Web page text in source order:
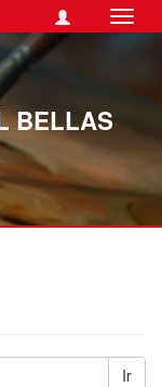
BELLAS
Ir